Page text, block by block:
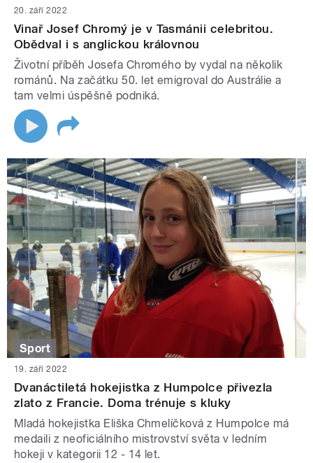
20. září 2022
Vinař Josef Chromý je v Tasmánii celebritou.
Obědval i s anglickou královnou
Životní příběh Josefa Chromého by vydal na několik
románů. Na začátku 50. let emigroval do Austrálie a
tam velmi úspěšně podniká.
Sport
19. září 2022
Dvanáctiletá hokejistka z Humpolce přivezla
zlato z Francie. Doma trénuje s kluky
Mladá hokejistka Eliška Chmelíčková z Humpolce má
medaili z neoficiálního mistrovství světa v ledním
hokeji v kategorii 12 - 14 let.